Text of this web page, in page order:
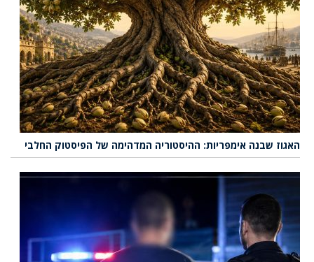
האגוז שבנה אימפריות: ההיסטוריה המדהימה של הפיסטוק החלבי